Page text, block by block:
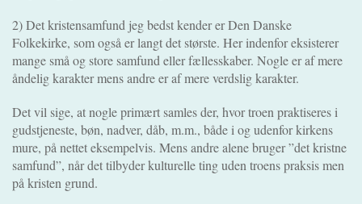
2) Det kristensamfund jeg bedst kender er Den Danske
Folkekirke, som også er langt det største. Her indenfor eksisterer
mange små og store samfund eller fællesskaber. Nogle er af mere
åndelig karakter mens andre er af mere verdslig karakter.
Det vil sige, at nogle primært samles der, hvor troen praktiseres i
gudstjeneste, bøn, nadver, dåb, m.m., både i og udenfor kirkens
mure, på nettet eksempelvis. Mens andre alene bruger ”det kristne
samfund”, når det tilbyder kulturelle ting uden troens praksis men
på kristen grund.